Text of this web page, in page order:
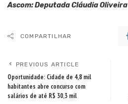
Ascom: Deputada Cláudia Oliveira
COMPARTILHAR
PREVIOUS ARTICLE
Oportunidade: Cidade de 4,8 mil
habitantes abre concurso com
salários de até R$ 30,3 mil